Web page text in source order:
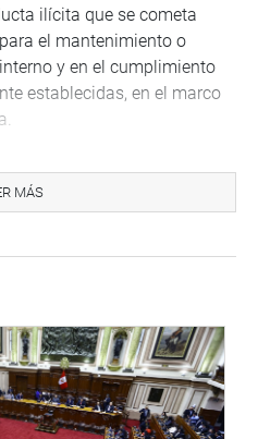
ilícita que se cometa
el mantenimiento o
y en el cumplimiento
establecidas, en el marco
conducta ilícita que se
su finalidad fundamental y
el cumplimiento de las
y control de fronteras, de
oficiales de criminalística,
establecidas en sus leyes y
un estado de emergencia.
MÁS